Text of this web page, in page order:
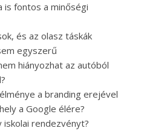
is fontos a minőségi
és az olasz táskák
egyszerű
hiányozhat az autóból
a branding erejével
a Google élére?
rendezvényt?